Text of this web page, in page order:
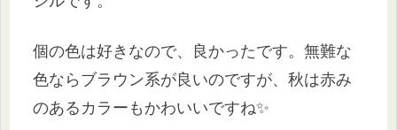
個の色は好きなので、良かったです。無難な
色ならブラウン系が良いのですが、秋は赤み
のあるカラーもかわいいですね✨